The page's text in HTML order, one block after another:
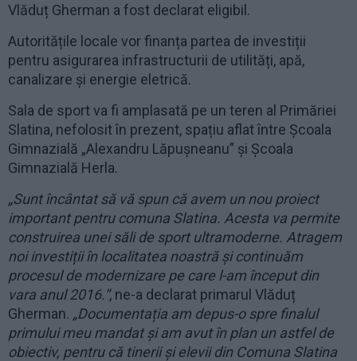
Vlăduț Gherman a fost declarat eligibil.
Autoritățile locale vor finanța partea de investiții
pentru asigurarea infrastructurii de utilități, apă,
canalizare și energie eletrică.
Sala de sport va fi amplasată pe un teren al Primăriei
Slatina, nefolosit în prezent, spațiu aflat între Școala
Gimnazială „Alexandru Lăpușneanu” și Școala
Gimnazială Herla.
„Sunt încântat să vă spun că avem un nou proiect
important pentru comuna Slatina. Acesta va permite
construirea unei săli de sport ultramoderne. Atragem
noi investiții în localitatea noastră și continuăm
procesul de modernizare pe care l-am început din
vara anul 2016.”, ne-a declarat primarul Vlăduț
Gherman. „Documentația am depus-o spre finalul
primului meu mandat și am avut în plan un astfel de
obiectiv, pentru că tinerii și elevii din Comuna Slatina